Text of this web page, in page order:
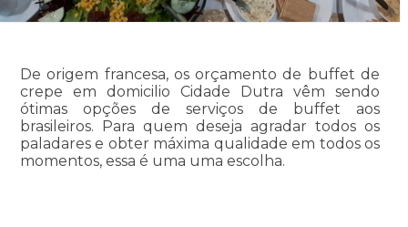
De origem francesa, os orçamento de buffet de
crepe em domicilio Cidade Dutra vêm sendo
ótimas opções de serviços de buffet aos
brasileiros. Para quem deseja agradar todos os
paladares e obter máxima qualidade em todos os
momentos, essa é uma uma escolha.